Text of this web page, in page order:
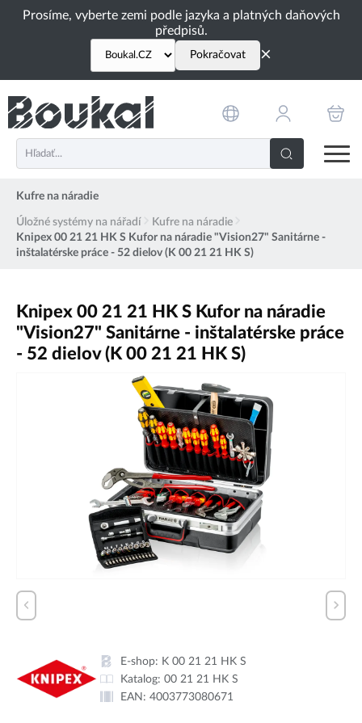
Prosíme, vyberte zemi podle jazyka a platných daňových
předpisů.
Pokračovat ×
Kufre na náradie
Úložné systémy na nářadí
Kufre na náradie
Knipex 00 21 21 HK S Kufor na náradie "Vision27" Sanitárne -
inštalatérske práce - 52 dielov (K 00 21 21 HK S)
Knipex 00 21 21 HK S Kufor na náradie
"Vision27" Sanitárne - inštalatérske práce
- 52 dielov (K 00 21 21 HK S)
E-shop: K 00 21 21 HK S
Katalog: 00 21 21 HK S
EAN: 4003773080671